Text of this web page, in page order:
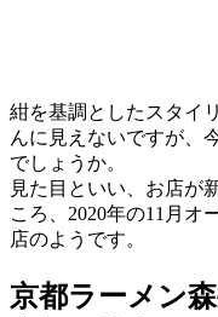
紺を基調としたスタイ
んに見えないですが、
でしょうか。
見た目といい、お店が
ころ、2020年の11月オ
店のようです。
京都ラーメン